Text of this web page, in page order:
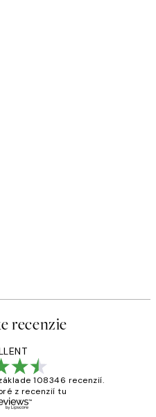
recenzie
108346 recenzií.
z recenzií tu